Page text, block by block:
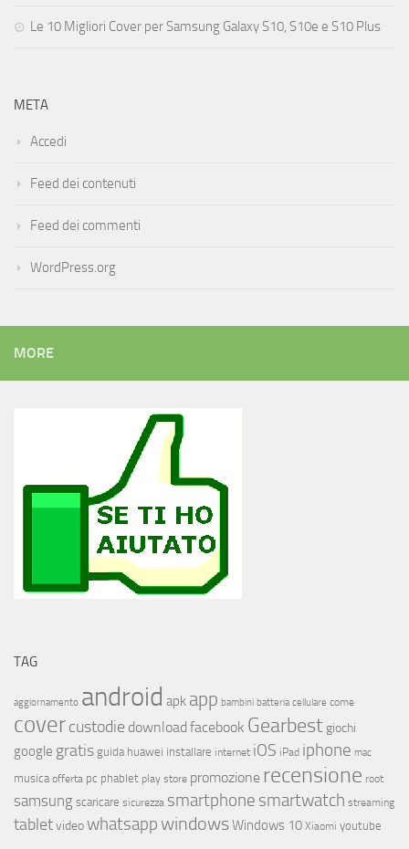
Le 10 Migliori Cover per Samsung Galaxy S10, S10e e S10 Plus
META
Accedi
Feed dei contenuti
Feed dei commenti
WordPress.org
MORE
TAG
aggiornamento android apk app bambini batteria cellulare come
covercustodie download facebook Gearbest giochi
google gratis guida huawei installare internet iOS iPad iphone mac
musica offerta pc phablet play store promozione recensione root
samsungscaricare sicurezza smartphone smartwatch streaming
tabletvideowhatsappwindowsWindows 10 Xiaomi youtube